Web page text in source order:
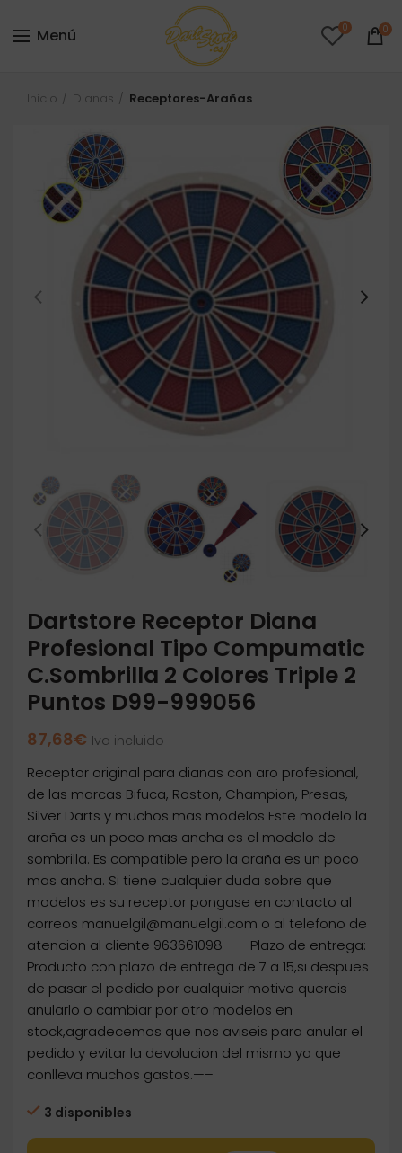
Menú 0 0
Inicio Dianas Receptores-Arañas
Dartstore Receptor Diana
Profesional Tipo Compumatic
C.Sombrilla 2 Colores Triple 2
Puntos D99-999056
87,68€ Iva incluido
Receptor original para dianas con aro profesional,
de las marcas Bifuca, Roston, Champion, Presas,
Silver Darts y muchos mas modelos Este modelo la
araña es un poco mas ancha es el modelo de
sombrilla. Es compatible pero la araña es un poco
mas ancha. Si tiene cualquier duda sobre que
modelos es su receptor pongase en contacto al
correos manuelgil@manuelgil.com o al telefono de
atencion al cliente 963661098 —– Plazo de entrega:
Producto con plazo de entrega de 7 a 15,si despues
de pasar el pedido por cualquier motivo quereis
anularlo o cambiar por otro modelos en
stock,agradecemos que nos aviseis para anular el
pedido y evitar la devolucion del mismo ya que
conlleva muchos gastos.—–
3 disponibles